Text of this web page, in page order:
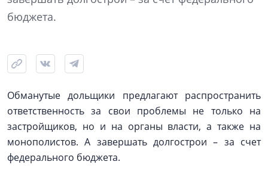
бюджета.
Обманутые дольщики предлагают распространить
ответственность за свои проблемы не только на
застройщиков, но и на органы власти, а также на
монополистов. А завершать долгострои – за счет
федерального бюджета.